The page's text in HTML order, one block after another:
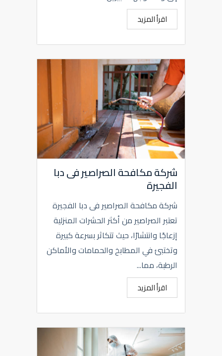
اقرأ المزيد
شركة مكافحة الصراصير فى دبا
الفجيرة
شركة مكافحة الصراصير فى دبا الفجيرة
تعتبر الصراصير من أكثر الحشرات المنزلية
إزعاجًا وانتشارًا، حيث تتكاثر بسرعة كبيرة
وتختبئ في المطابخ والحمامات والأماكن
الرطبة، مما...
اقرأ المزيد